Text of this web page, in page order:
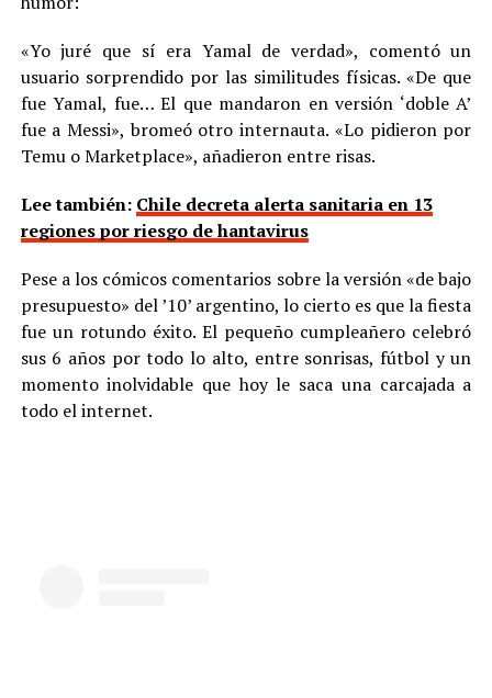
«Yo juré que sí era Yamal de verdad», comentó un
usuario sorprendido por las similitudes físicas. «De que
fue Yamal, fue… El que mandaron en versión ‘doble A’
fue a Messi», bromeó otro internauta. «Lo pidieron por
Temu o Marketplace», añadieron entre risas.
Lee también: Chile decreta alerta sanitaria en 13
regiones por riesgo de hantavirus
Pese a los cómicos comentarios sobre la versión «de bajo
presupuesto» del ’10’ argentino, lo cierto es que la fiesta
fue un rotundo éxito. El pequeño cumpleañero celebró
sus 6 años por todo lo alto, entre sonrisas, fútbol y un
momento inolvidable que hoy le saca una carcajada a
todo el internet.